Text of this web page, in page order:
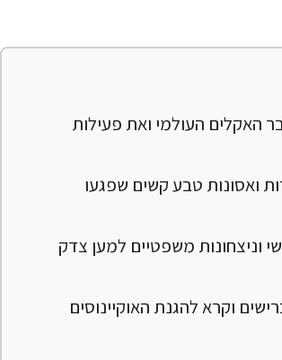
מציגות את משבר האקלים העולמי ואת פעילות
ואסונות טבע קשים שפגעו
וניצחונות משפטיים למען צדק
וקרא להגנת האוקיינוסים